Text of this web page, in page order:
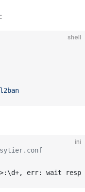
shell
ini
err: wait